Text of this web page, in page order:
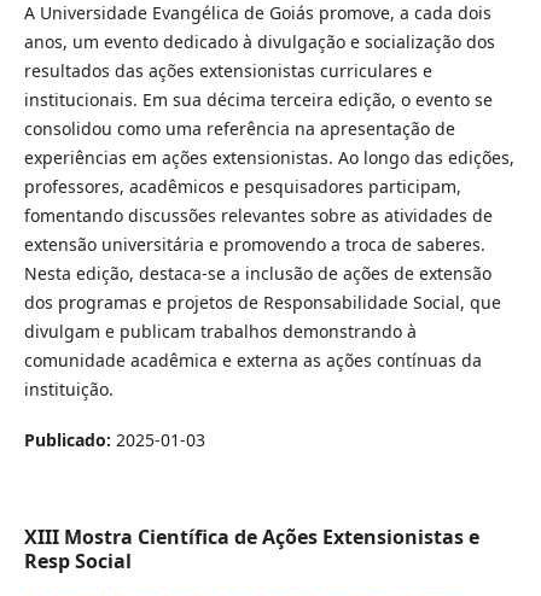
A Universidade Evangélica de Goiás promove, a cada dois
anos, um evento dedicado à divulgação e socialização dos
resultados das ações extensionistas curriculares e
institucionais. Em sua décima terceira edição, o evento se
consolidou como uma referência na apresentação de
experiências em ações extensionistas. Ao longo das edições,
professores, acadêmicos e pesquisadores participam,
fomentando discussões relevantes sobre as atividades de
extensão universitária e promovendo a troca de saberes.
Nesta edição, destaca-se a inclusão de ações de extensão
dos programas e projetos de Responsabilidade Social, que
divulgam e publicam trabalhos demonstrando à
comunidade acadêmica e externa as ações contínuas da
instituição.
Publicado: 2025-01-03
XIII Mostra Científica de Ações Extensionistas e
Resp Social